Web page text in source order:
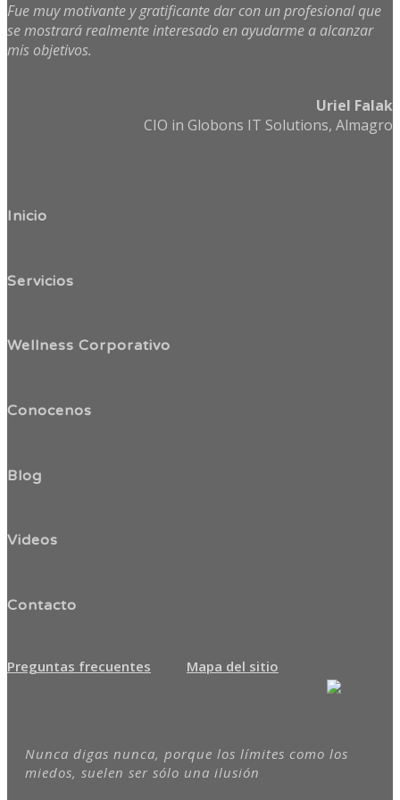
Fue muy motivante y gratificante dar con un profesional que
se mostrará realmente interesado en ayudarme a alcanzar
mis objetivos.
Uriel Falak
CIO in Globons IT Solutions, Almagro
Inicio
Servicios
Wellness Corporativo
Conocenos
Blog
Videos
Contacto
Preguntas frecuentes Mapa del sitio
Nunca digas nunca, porque los límites como los
miedos, suelen ser sólo una ilusión